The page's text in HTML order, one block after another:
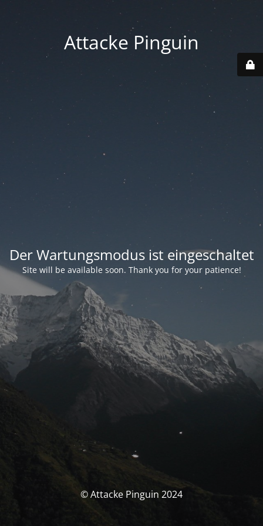
Attacke Pinguin
Der Wartungsmodus ist eingeschaltet
Site will be available soon. Thank you for your patience!
© Attacke Pinguin 2024